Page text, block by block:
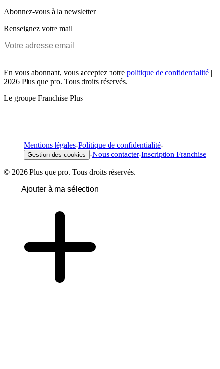
Abonnez-vous à la newsletter
Renseignez votre mail
En vous abonnant, vous acceptez notre politique de confidentialité |
2026 Plus que pro. Tous droits réservés.
Le groupe Franchise Plus
Mentions légales-Politique de confidentialité-
Gestion des cookies -Nous contacter-Inscription Franchise
© 2026 Plus que pro. Tous droits réservés.
Ajouter à ma sélection